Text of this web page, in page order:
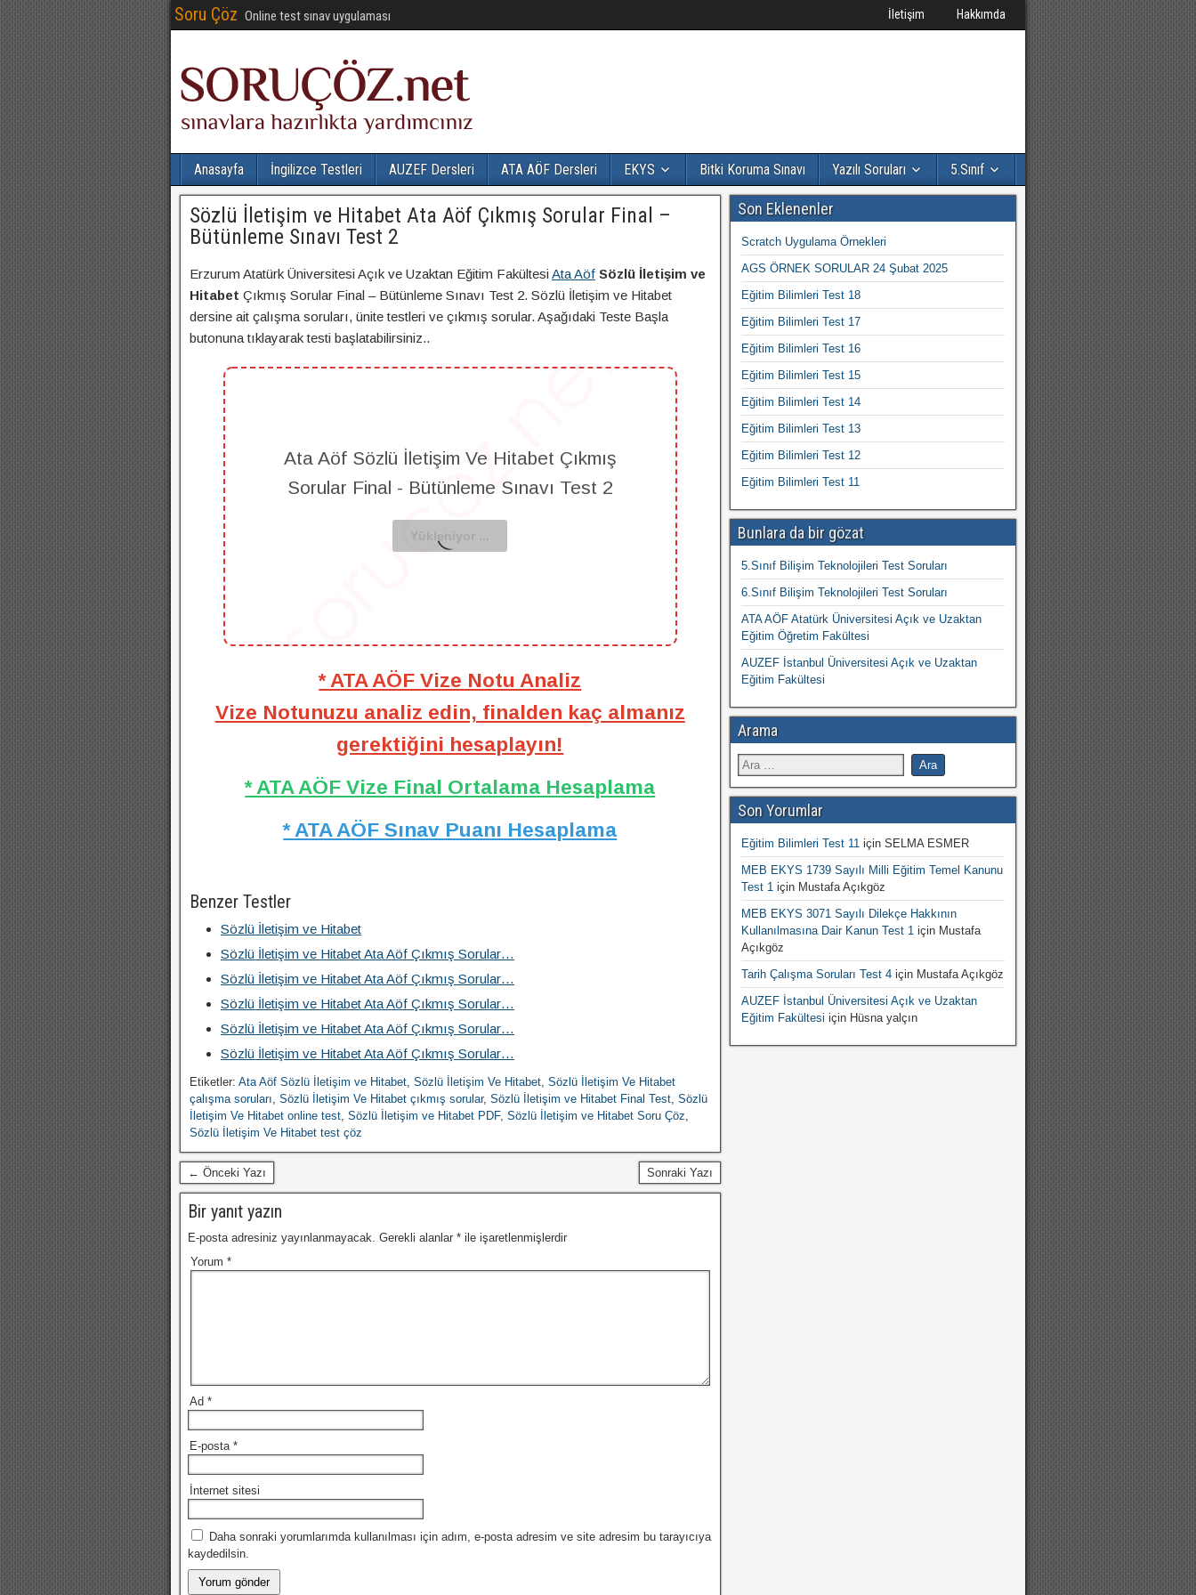
Soru Çöz Online test sınav uygulaması İletişim Hakkımda
Anasayfa İngilizce Testleri AUZEF Dersleri ATA AÖF Dersleri EKYS Bitki Koruma Sınavı Yazılı Soruları 5.Sınıf
Sözlü İletişim ve Hitabet Ata Aöf Çıkmış Sorular Final –
Bütünleme Sınavı Test 2
Erzurum Atatürk Üniversitesi Açık ve Uzaktan Eğitim Fakültesi Ata Aöf Sözlü İletişim ve
Hitabet Çıkmış Sorular Final – Bütünleme Sınavı Test 2. Sözlü İletişim ve Hitabet
dersine ait çalışma soruları, ünite testleri ve çıkmış sorular. Aşağıdaki Teste Başla
butonuna tıklayarak testi başlatabilirsiniz..
Ata Aöf Sözlü İletişim Ve Hitabet Çıkmış
Sorular Final - Bütünleme Sınavı Test 2
* ATA AÖF Vize Notu Analiz
Vize Notunuzu analiz edin, finalden kaç almanız
gerektiğini hesaplayın!
* ATA AÖF Vize Final Ortalama Hesaplama
* ATA AÖF Sınav Puanı Hesaplama
Benzer Testler
Sözlü İletişim ve Hitabet
Sözlü İletişim ve Hitabet Ata Aöf Çıkmış Sorular…
Sözlü İletişim ve Hitabet Ata Aöf Çıkmış Sorular…
Sözlü İletişim ve Hitabet Ata Aöf Çıkmış Sorular…
Sözlü İletişim ve Hitabet Ata Aöf Çıkmış Sorular…
Sözlü İletişim ve Hitabet Ata Aöf Çıkmış Sorular…
Etiketler: Ata Aöf Sözlü İletişim ve Hitabet, Sözlü İletişim Ve Hitabet, Sözlü İletişim Ve Hitabet
çalışma soruları, Sözlü İletişim Ve Hitabet çıkmış sorular, Sözlü İletişim ve Hitabet Final Test, Sözlü
İletişim Ve Hitabet online test, Sözlü İletişim ve Hitabet PDF, Sözlü İletişim ve Hitabet Soru Çöz,
Sözlü İletişim Ve Hitabet test çöz
← Önceki Yazı Sonraki Yazı
Bir yanıt yazın
E-posta adresiniz yayınlanmayacak. Gerekli alanlar * ile işaretlenmişlerdir
Yorum *
Ad *
E-posta *
İnternet sitesi
Daha sonraki yorumlarımda kullanılması için adım, e-posta adresim ve site adresim bu tarayıcıya
kaydedilsin.
Son Eklenenler
Scratch Uygulama Örnekleri
AGS ÖRNEK SORULAR 24 Şubat 2025
Eğitim Bilimleri Test 18
Eğitim Bilimleri Test 17
Eğitim Bilimleri Test 16
Eğitim Bilimleri Test 15
Eğitim Bilimleri Test 14
Eğitim Bilimleri Test 13
Eğitim Bilimleri Test 12
Eğitim Bilimleri Test 11
Bunlara da bir gözat
5.Sınıf Bilişim Teknolojileri Test Soruları
6.Sınıf Bilişim Teknolojileri Test Soruları
ATA AÖF Atatürk Üniversitesi Açık ve Uzaktan
Eğitim Öğretim Fakültesi
AUZEF İstanbul Üniversitesi Açık ve Uzaktan
Eğitim Fakültesi
Arama
Son Yorumlar
Eğitim Bilimleri Test 11için SELMA ESMER
MEB EKYS 1739 Sayılı Milli Eğitim Temel Kanunu
Test 1için Mustafa Açıkgöz
MEB EKYS 3071 Sayılı Dilekçe Hakkının
Kullanılmasına Dair Kanun Test 1için Mustafa
Açıkgöz
Tarih Çalışma Soruları Test 4için Mustafa Açıkgöz
AUZEF İstanbul Üniversitesi Açık ve Uzaktan
Eğitim Fakültesi için Hüsna yalçın